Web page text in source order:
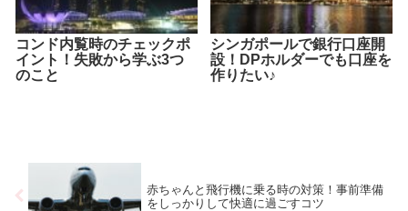
コンド内覧時のチェックポ
イント！失敗から学ぶ3つ
のこと
シンガポールで銀行口座開
設！DPホルダーでも口座を
作りたい♪
赤ちゃんと飛行機に乗る時の対策！事前準備
をしっかりして快適に過ごすコツ